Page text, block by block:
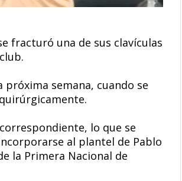
fracturó una de sus clavículas
semana, cuando se
lo que se
al plantel de Pablo
la Primera Nacional de